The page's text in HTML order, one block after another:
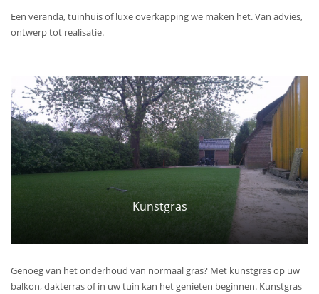
Een veranda, tuinhuis of luxe overkapping we maken het. Van advies,
ontwerp tot realisatie.
Kunstgras
Genoeg van het onderhoud van normaal gras? Met kunstgras op uw
balkon, dakterras of in uw tuin kan het genieten beginnen. Kunstgras